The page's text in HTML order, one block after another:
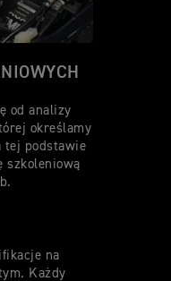
od analizy
określamy
tej podstawie
szkoleniową
na
Każdy